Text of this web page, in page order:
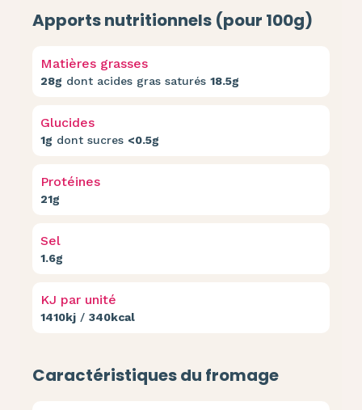
Apports nutritionnels (pour 100g)
Matières grasses
28g dont acides gras saturés 18.5g
Glucides
1g dont sucres <0.5g
Protéines
21g
Sel
1.6g
KJ par unité
1410kj / 340kcal
Caractéristiques du fromage